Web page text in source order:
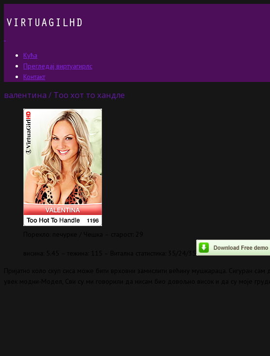
Кућа
Прегледај виртуагирлс
Контакт
валентина / Тоо хот то хандле